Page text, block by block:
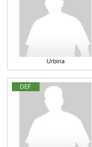
Urbina
DEF